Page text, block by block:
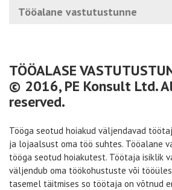
Tööalane vastutustunne
TÖÖALASE
© 2016, PE Konsult Ltd.
reserved.
Tööga seotud hoiakud väljendavad
ja lojaalsust oma töö suhtes. Tööalane
tööga seotud hoiakutest. Töötaja isiklik
väljendub oma töökohustuste või
tasemel täitmises so töötaja on võtnud